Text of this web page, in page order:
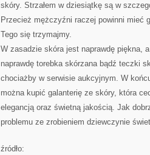
skóry. Strzałem w dziesiątkę są w
Przecież mężczyźni raczej powinni mieć
Tego się trzymajmy.
W zasadzie skóra jest naprawdę piękna,
naprawdę torebka skórzana bądź teczki
chociażby w serwisie aukcyjnym. W
można kupić galanterię ze skóry, która
elegancją oraz świetną jakością. Jak
problemu ze zrobieniem dziewczynie
źródło: